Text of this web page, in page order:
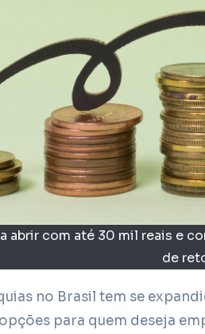
abrir com até 30 mil reais e
de
para quem deseja